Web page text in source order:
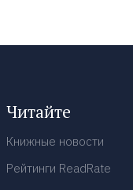
Читайте
Книжные новости
Рейтинги ReadRate